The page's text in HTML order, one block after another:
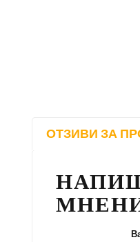
ОТЗИВИ ЗА